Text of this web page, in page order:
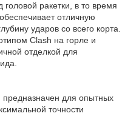
головой ракетки, в то время
отличную
ударов со всего корта.
Clash на горле и
отделкой для
для опытных
точности